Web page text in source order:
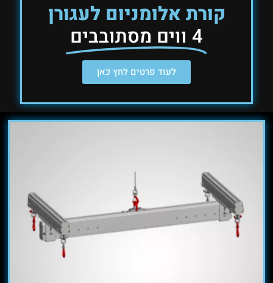
קורת אלומניום לעגורן
4 ווים מסתובבים
לעוד פרטים לחץ כאן